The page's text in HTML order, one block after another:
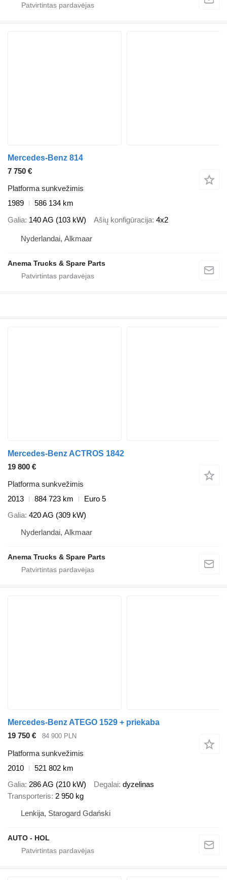
Mercedes-Benz 814
7 750 €
Platforma sunkvežimis
1989
586 134 km
Galia 140 AG (103 kW) Ašių konfigūracija 4x2
Nyderlandai, Alkmaar
Anema Trucks & Spare Parts
Mercedes-Benz ACTROS 1842
19 800 €
Platforma sunkvežimis
2013
884 723 km
Euro 5
Galia 420 AG (309 kW)
Nyderlandai, Alkmaar
Anema Trucks & Spare Parts
Mercedes-Benz ATEGO 1529 + priekaba
19 750 €
84 900 PLN
Platforma sunkvežimis
2010
521 802 km
Galia 286 AG (210 kW) Degalai dyzelinas
Transporteris 2 950 kg
Lenkija, Starogard Gdański
AUTO - HOL